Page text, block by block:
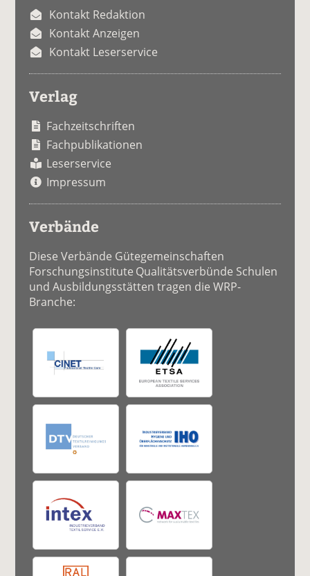
Kontakt Redaktion
Kontakt Anzeigen
Kontakt Leserservice
Verlag
Fachzeitschriften
Fachpublikationen
Leserservice
Impressum
Verbände
Diese Verbände Gütegemeinschaften
Forschungsinstitute Qualitätsverbünde Schulen
und Ausbildungsstätten tragen die WRP-
Branche: